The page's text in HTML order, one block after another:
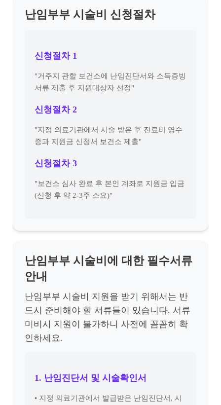
난임부부 시술비 신청절차
신청절차 1
"거주지 관할 보건소에 난임진단서와 소득증빙
서류 제출 후 지원대상자 선정"
신청절차 2
"지정 의료기관에서 시술 받은 후 진료비 영수
증과 지원금 신청서 보건소 제출"
신청절차 3
"보건소 심사 완료 후 본인 계좌로 지원금 입금
(신청 후 약 2-3주 소요)"
난임부부 시술비에 대한 필수서류
안내
난임부부 시술비 지원을 받기 위해서는 반
드시 준비해야 할 서류들이 있습니다. 서류
미비시 지원이 불가하니 사전에 꼼꼼히 확
인하세요.
1. 난임진단서 및 시술확인서
• 지정 의료기관에서 발급받은 난임진단서, 시